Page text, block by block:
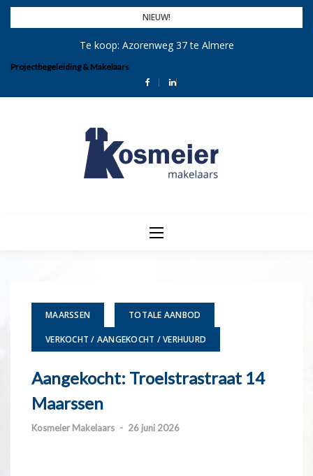
Skip
NIEUW!
Te koop: Azorenweg 37 te Almere
Projectbegeleiding & Makelaars
MAARSSEN TOTALE AANBOD
VERKOCHT / AANGEKOCHT / VERHUURD
Aangekocht: Troelstrastraat 14
Maarssen
Kosmeier Makelaars - 26 juni 2026